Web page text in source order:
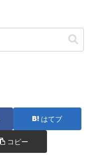
はてブ
コピー